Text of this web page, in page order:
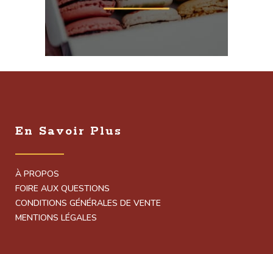
En Savoir Plus
À PROPOS
FOIRE AUX QUESTIONS
CONDITIONS GÉNÉRALES DE VENTE
MENTIONS LÉGALES